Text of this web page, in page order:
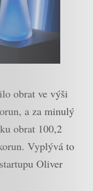
obrat ve výši
a za minulý
obrat 100,2
Vyplývá to
Oliver